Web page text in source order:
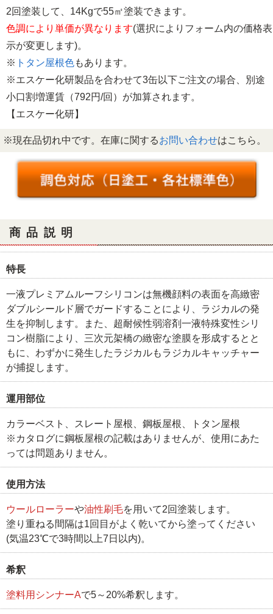
2回塗装して、14Kgで55㎡塗装できます。
色調により単価が異なります(選択によりフォーム内の価格表
示が変更します)。
※ トタン屋根色もあります。
※エスケー化研製品を合わせて3缶以下ご注文の場合、別途
小口割増運賃（792円/回）が加算されます。
【エスケー化研】
※現在品切れ中です。在庫に関するお問い合わせはこちら。
商品説明
特長
一液プレミアムルーフシリコンは無機顔料の表面を高緻密
ダブルシールド層でガードすることにより、ラジカルの発
生を抑制します。また、超耐候性弱溶剤一液特殊変性シリ
コン樹脂により、三次元架橋の緻密な塗膜を形成するとと
もに、わずかに発生したラジカルもラジカルキャッチャー
が捕捉します。
運用部位
カラーベスト、スレート屋根、鋼板屋根、トタン屋根
※カタログに鋼板屋根の記載はありませんが、使用にあた
っては問題ありません。
使用方法
ウールローラーや油性刷毛を用いて2回塗装します。
塗り重ねる間隔は1回目がよく乾いてから塗ってください
(気温23℃で3時間以上7日以内)。
希釈
塗料用シンナーAで5～20%希釈します。